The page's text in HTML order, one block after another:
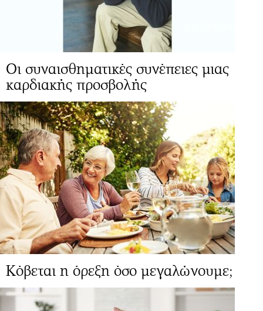
Οι συναισθηματικές συνέπειες μιας
καρδιακής προσβολής
Κόβεται η όρεξη όσο μεγαλώνουμε;